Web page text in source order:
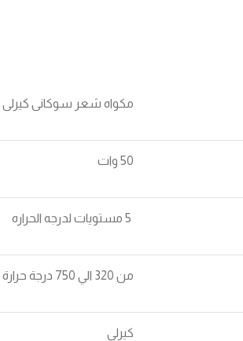
مكواه شعر سوكانى كيرلى
50 وات
من 320 الي 750 درجة حرارة
كيرلي